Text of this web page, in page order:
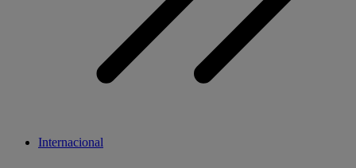
Internacional